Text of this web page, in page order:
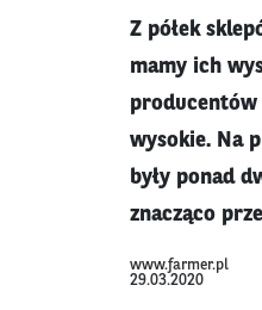
Z półek
mamy ich
producentów
wysokie. Na
były ponad
znacząco
www.farmer.pl
29.03.2020